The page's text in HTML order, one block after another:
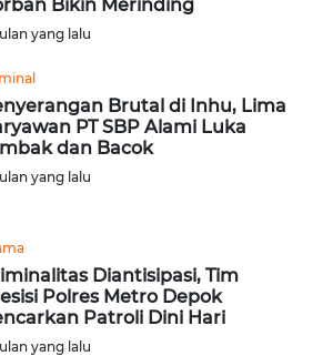
Bikin Merinding
yang lalu
Brutal di Inhu, Lima
PT SBP Alami Luka
dan Bacok
yang lalu
Diantisipasi, Tim
Polres Metro Depok
Patroli Dini Hari
yang lalu